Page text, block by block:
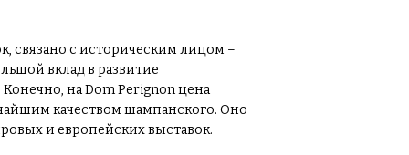
связано с историческим лицом –
вклад в развитие
на Dom Perignon цена
качеством шампанского. Оно
и европейских выставок.